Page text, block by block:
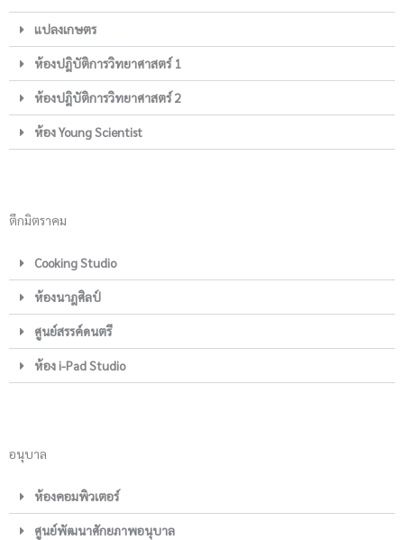
แปลงเกษตร
ห้องปฎิบัติการวิทยาศาสตร์ 1
ห้องปฎิบัติการวิทยาศาสตร์ 2
ห้อง Young Scientist
ตึกมิตราคม
Cooking Studio
ห้องนาฎศิลป์
ศูนย์สรรค์ดนตรี
ห้อง i-Pad Studio
อนุบาล
ห้องคอมพิวเตอร์
ศูนย์พัฒนาศักยภาพอนุบาล